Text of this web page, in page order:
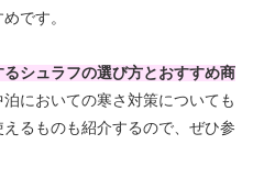
です。
シュラフの選び方とおすすめ商
泊においての寒さ対策についても
るものも紹介するので、ぜひ参